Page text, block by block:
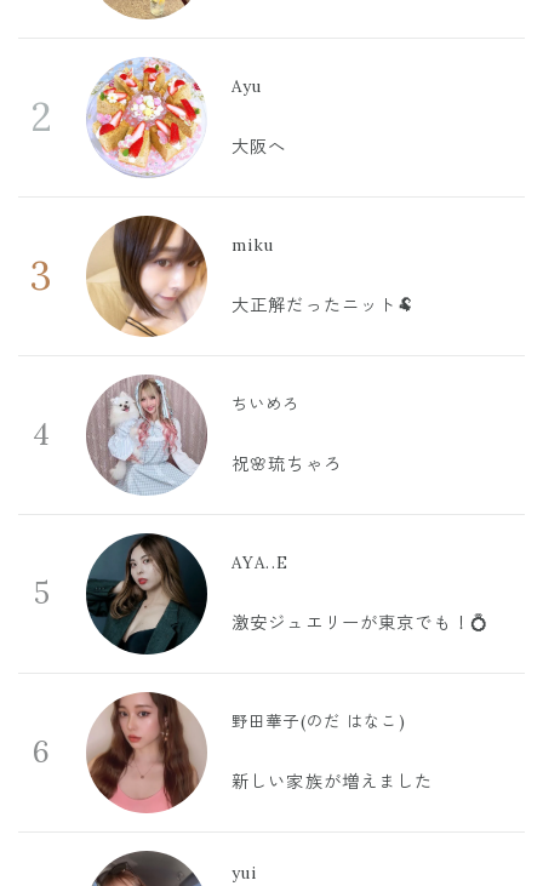
2
Ayu
大阪へ
3
miku
大正解だったニット🐏
4
ちいめろ
祝🌸琉ちゃろ
5
AYA..E
激安ジュエリーが東京でも！💍
6
野田華子(のだ はなこ)
新しい家族が増えました
yui